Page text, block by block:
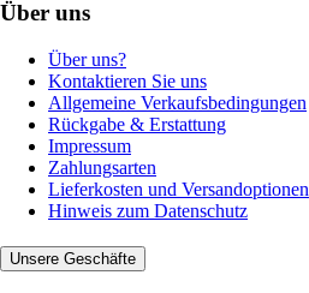
Über uns
Über uns?
Kontaktieren Sie uns
Allgemeine Verkaufsbedingungen
Rückgabe & Erstattung
Impressum
Zahlungsarten
Lieferkosten und Versandoptionen
Hinweis zum Datenschutz
Unsere Geschäfte